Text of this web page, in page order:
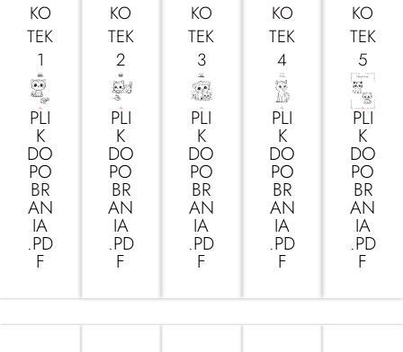
KO
TEK
1
PLI
K
DO
PO
BR
AN
IA
.PD
F
KO
TEK
2
PLI
K
DO
PO
BR
AN
IA
.PD
F
KO
TEK
3
PLI
K
DO
PO
BR
AN
IA
.PD
F
KO
TEK
4
PLI
K
DO
PO
BR
AN
IA
.PD
F
KO
TEK
5
PLI
K
DO
PO
BR
AN
IA
.PD
F